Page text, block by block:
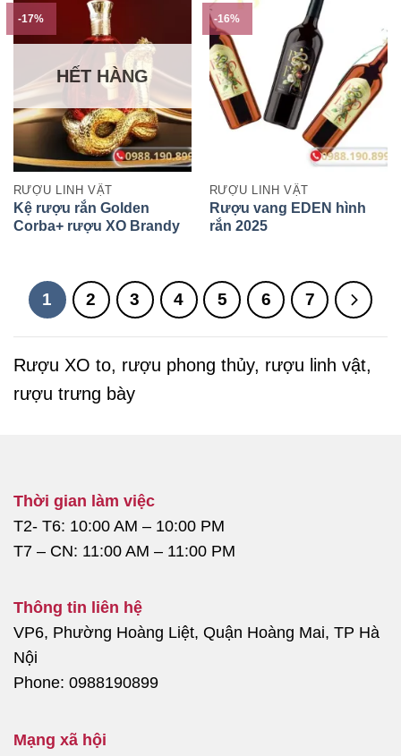
-17%
HẾT HÀNG
RƯỢU LINH VẬT
Kệ rượu rắn Golden
Corba+ rượu XO Brandy
-16%
RƯỢU LINH VẬT
Rượu vang EDEN hình
rắn 2025
1 2 3 4 5 6 7
Rượu XO to, rượu phong thủy, rượu linh vật,
rượu trưng bày
Thời gian làm việc
T2- T6: 10:00 AM – 10:00 PM
T7 – CN: 11:00 AM – 11:00 PM
Thông tin liên hệ
VP6, Phường Hoàng Liệt, Quận Hoàng Mai, TP Hà
Nội
Phone: 0988190899
Mạng xã hội